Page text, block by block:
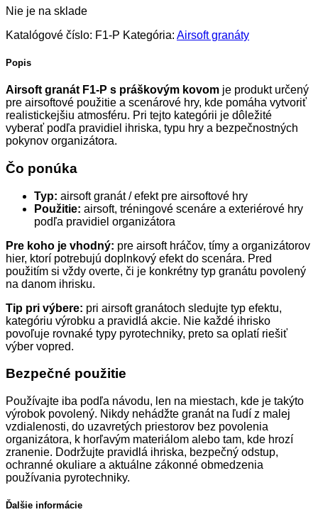
Nie je na sklade
Katalógové číslo: F1-P Kategória: Airsoft granáty
Popis
Airsoft granát F1-P s práškovým kovom je produkt určený
pre airsoftové použitie a scenárové hry, kde pomáha vytvoriť
realistickejšiu atmosféru. Pri tejto kategórii je dôležité
vyberať podľa pravidiel ihriska, typu hry a bezpečnostných
pokynov organizátora.
Čo ponúka
Typ: airsoft granát / efekt pre airsoftové hry
Použitie: airsoft, tréningové scenáre a exteriérové hry
podľa pravidiel organizátora
Pre koho je vhodný: pre airsoft hráčov, tímy a organizátorov
hier, ktorí potrebujú doplnkový efekt do scenára. Pred
použitím si vždy overte, či je konkrétny typ granátu povolený
na danom ihrisku.
Tip pri výbere: pri airsoft granátoch sledujte typ efektu,
kategóriu výrobku a pravidlá akcie. Nie každé ihrisko
povoľuje rovnaké typy pyrotechniky, preto sa oplatí riešiť
výber vopred.
Bezpečné použitie
Používajte iba podľa návodu, len na miestach, kde je takýto
výrobok povolený. Nikdy nehádžte granát na ľudí z malej
vzdialenosti, do uzavretých priestorov bez povolenia
organizátora, k horľavým materiálom alebo tam, kde hrozí
zranenie. Dodržujte pravidlá ihriska, bezpečný odstup,
ochranné okuliare a aktuálne zákonné obmedzenia
používania pyrotechniky.
Ďalšie informácie